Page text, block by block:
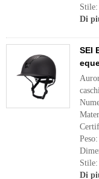
Di
SEI
Di